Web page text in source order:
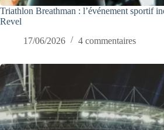
Triathlon Breathman : l’événement sportif
Revel
17/06/2026
4 commentaires